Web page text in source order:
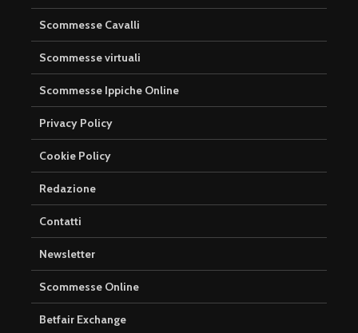
Scommesse Cavalli
Scommesse virtuali
Scommesse Ippiche Online
Privacy Policy
Cookie Policy
Redazione
Contatti
Newsletter
Scommesse Online
Betfair Exchange